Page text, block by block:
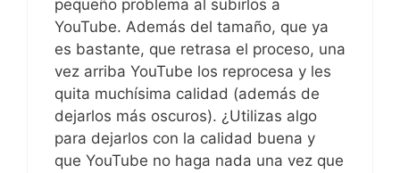
pequeño problema al subirlos a
YouTube. Además del tamaño, que ya
es bastante, que retrasa el proceso, una
vez arriba YouTube los reprocesa y les
quita muchísima calidad (además de
dejarlos más oscuros). ¿Utilizas algo
para dejarlos con la calidad buena y
que YouTube no haga nada una vez que